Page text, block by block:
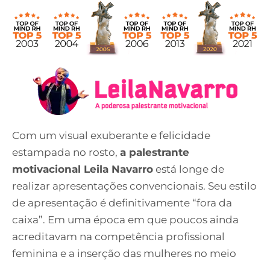
Com um visual exuberante e felicidade
estampada no rosto, a palestrante
motivacional Leila Navarro está longe de
realizar apresentações convencionais. Seu estilo
de apresentação é definitivamente “fora da
caixa”. Em uma época em que poucos ainda
acreditavam na competência profissional
feminina e a inserção das mulheres no meio